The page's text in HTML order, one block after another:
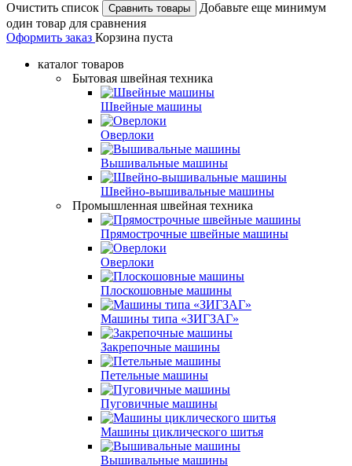
Очистить список
Добавьте еще минимум
один товар для сравнения
Оформить заказ Корзина пуста
каталог товаров
Бытовая швейная техника
Швейные машины
Оверлоки
Вышивальные машины
Швейно-вышивальные машины
Промышленная швейная техника
Прямострочные швейные машины
Оверлоки
Плоскошовные машины
Машины типа «ЗИГЗАГ»
Закрепочные машины
Петельные машины
Пуговичные машины
Машины циклического шитья
Вышивальные машины